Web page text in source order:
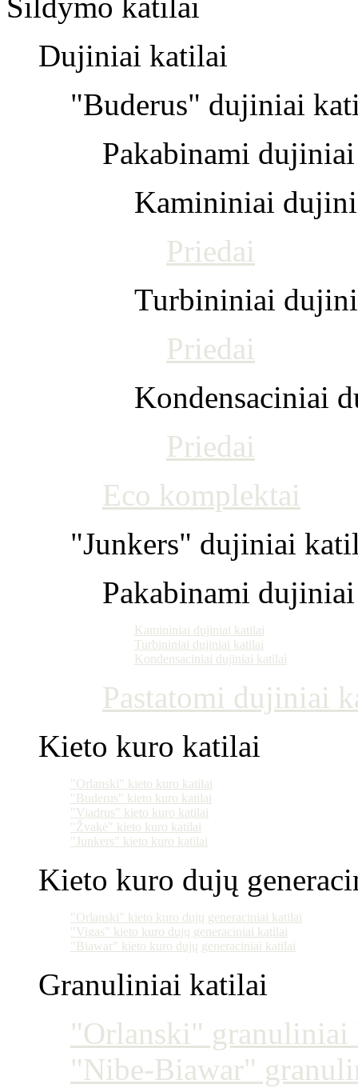
Šildymo katilai
Dujiniai katilai
"Buderus" dujiniai
Pakabinami
Kamininiai
Priedai
Turbininiai
Priedai
Kondensaciniai
Priedai
Eco komplektai
"Junkers" dujiniai
Pakabinami
Kamininiai dujiniai katilai
Turbininiai dujiniai katilai
Kondensaciniai dujiniai katilai
Pastatomi dujiniai
Kieto kuro katilai
"Orlanski" kieto kuro katilai
"Buderus" kieto kuro katilai
"Viadrus" kieto kuro katilai
"Žvakė" kieto kuro katilai
"Junkers" kieto kuro katilai
Kieto kuro dujų
"Orlanski" kieto kuro dujų generaciniai katilai
"Vigas" kieto kuro dujų generaciniai katilai
"Biawar" kieto kuro dujų generaciniai katilai
Granuliniai katilai
"Orlanski" granuliniai
"Nibe-Biawar"